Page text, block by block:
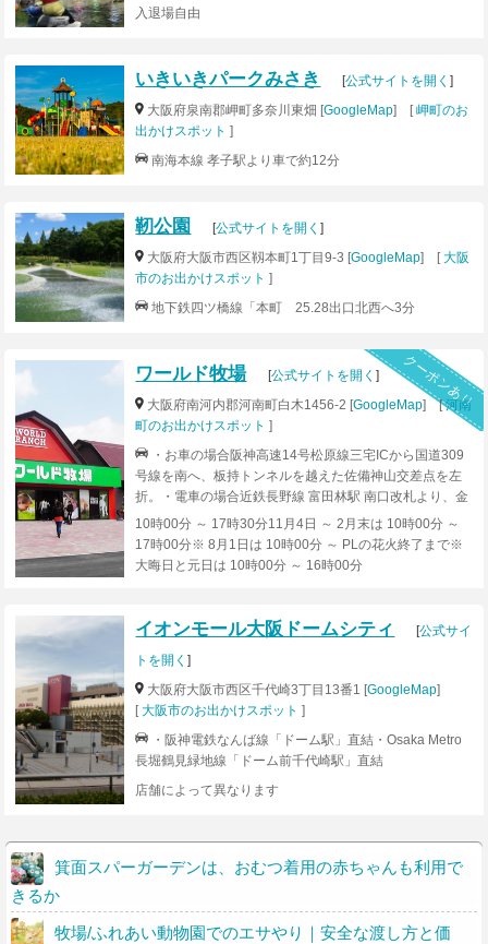
入退場自由
いきいきパークみさき [公式サイトを開く]
大阪府泉南郡岬町多奈川東畑 [GoogleMap] [岬町のお
出かけスポット ]
南海本線 孝子駅より車で約12分
靭公園 [公式サイトを開く]
大阪府大阪市西区靱本町1丁目9-3 [GoogleMap] [大阪
市のお出かけスポット ]
地下鉄四ツ橋線「本町 25.28出口北西へ3分
クーポンあり
ワールド牧場 [公式サイトを開く]
大阪府南河内郡河南町白木1456-2 [GoogleMap] [河南
町のお出かけスポット ]
・お車の場合阪神高速14号松原線三宅ICから国道309
号線を南へ、板持トンネルを越えた佐備神山交差点を左
折。・電車の場合近鉄長野線 富田林駅 南口改札より、金
剛バスにてさくら坂１丁目バス停下車(徒歩約10分)。ま
たは富田林駅よりタクシーで約20分
10時00分 ～ 17時30分11月4日 ～ 2月末は 10時00分 ～
17時00分※ 8月1日は 10時00分 ～ PLの花火終了まで※
大晦日と元日は 10時00分 ～ 16時00分
イオンモール大阪ドームシティ [公式サイ
トを開く]
大阪府大阪市西区千代崎3丁目13番1 [GoogleMap]
[大阪市のお出かけスポット ]
・阪神電鉄なんば線「ドーム駅」直結・Osaka Metro
長堀鶴見緑地線「ドーム前千代崎駅」直結
店舗によって異なります
箕面スパーガーデンは、おむつ着用の赤ちゃんも利用で
きるか
牧場/ふれあい動物園でのエサやり｜安全な渡し方と価